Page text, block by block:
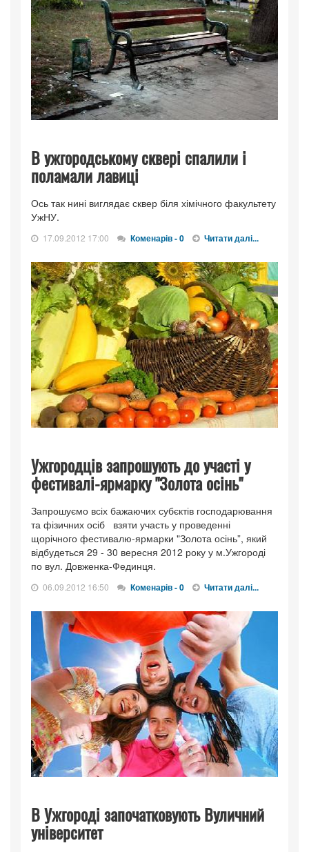
В ужгородському сквері спалили і
поламали лавиці
Ось так нині виглядає сквер біля хімічного факультету
УжНУ.
17.09.2012 17:00 Коменарів - 0 Читати далі...
Ужгородців запрошують до участі у
фестивалі-ярмарку "Золота осінь"
Запрошуємо всіх бажаючих субєктів господарювання
та фізичних осіб взяти участь у проведенні
щорічного фестивалю-ярмарки "Золота осінь”, який
відбудеться 29 - 30 вересня 2012 року у м.Ужгороді
по вул. Довженка-Фединця.
06.09.2012 16:50 Коменарів - 0 Читати далі...
В Ужгороді започатковують Вуличний
університет